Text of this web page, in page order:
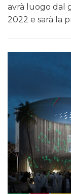
avrà luogo dal
2022 e sarà la